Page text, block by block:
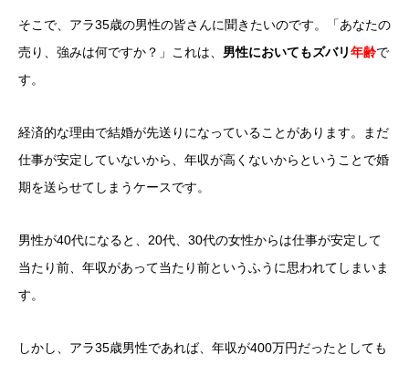
そこで、アラ35歳の男性の皆さんに聞きたいのです。「あなたの
売り、強みは何ですか？」これは、 男性においてもズバリ年齢で
す。
経済的な理由で結婚が先送りになっていることがあります。まだ
仕事が安定していないから、年収が高くないからということで婚
期を送らせてしまうケースです。
男性が40代になると、20代、30代の女性からは仕事が安定して
当たり前、年収があって当たり前というふうに思われてしまいま
す。
しかし、アラ35歳男性であれば、年収が400万円だったとしても